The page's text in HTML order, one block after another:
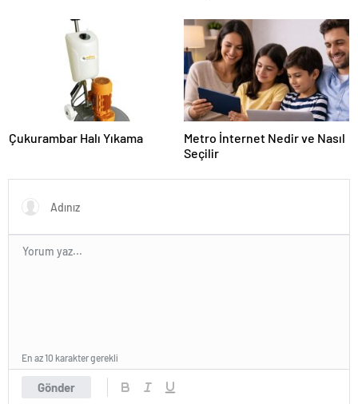
Çukurambar Halı Yıkama
Metro İnternet Nedir ve Nasıl
Seçilir
Gönder
En az 10 karakter gerekli